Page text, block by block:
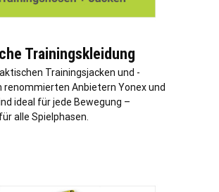
Trainingskleidung
Trainingsjacken und -
renommierten Anbietern Yonex und
ideal für jede Bewegung –
alle Spielphasen.